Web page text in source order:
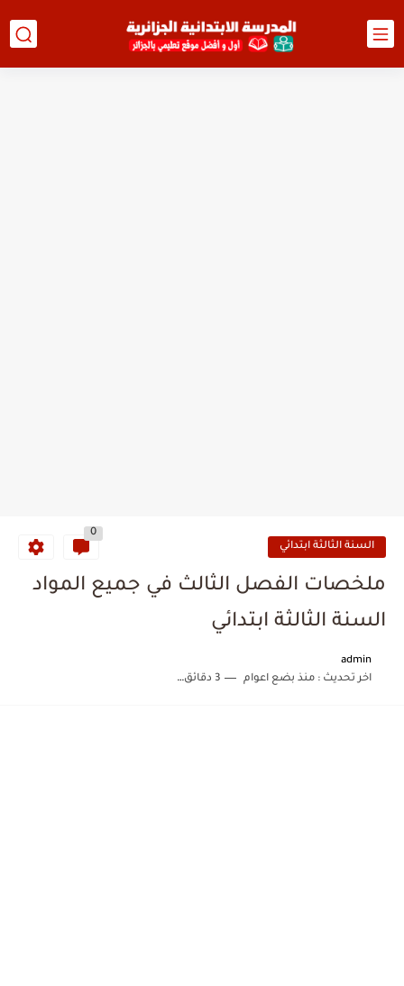
السنة الثالثة ابتدائي
0
ملخصات الفصل الثالث في جميع المواد
السنة الثالثة ابتدائي
admin
اخر تحديث :منذ بضع اعوام 3 دقائق للقراءة